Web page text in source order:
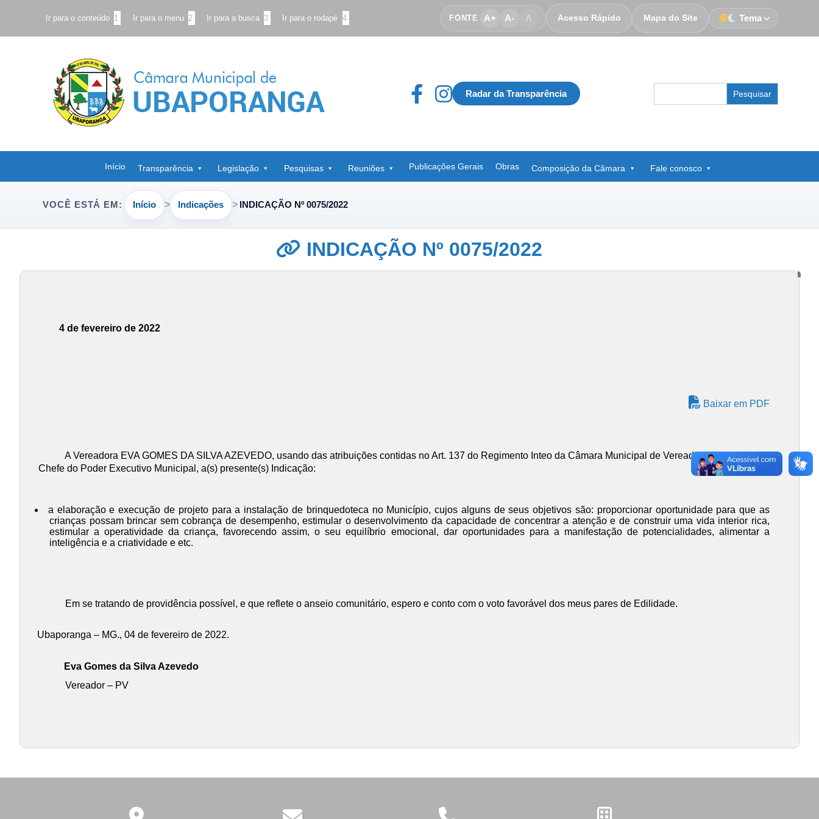
Ir para o conteúdo 1 Ir para o menu 2 Ir para a busca 3 Ir para o rodapé 4 FONTE A+ A- A Acesso Rápido Mapa do Site Tema
Radar da Transparência
for:
Início Transparência Legislação Pesquisas Reuniões Publicações Gerais Obras Composição da Câmara Fale conosco
VOCÊ ESTÁ EM: Início Indicações INDICAÇÃO Nº 0075/2022
INDICAÇÃO Nº 0075/2022
4 de fevereiro de 2022
Baixar em PDF
A Vereadora EVA GOMES DA SILVA AZEVEDO, usando das atribuições contidas no Art. 137 do Regimento Inteo da Câmara Municipal de Vereadores, INDICA ao
Chefe do Poder Executivo Municipal, a(s) presente(s) Indicação:
a elaboração e execução de projeto para a instalação de brinquedoteca no Município, cujos alguns de seus objetivos são: proporcionar oportunidade para que as
crianças possam brincar sem cobrança de desempenho, estimular o desenvolvimento da capacidade de concentrar a atenção e de construir uma vida interior rica,
estimular a operatividade da criança, favorecendo assim, o seu equilíbrio emocional, dar oportunidades para a manifestação de potencialidades, alimentar a
inteligência e a criatividade e etc.
Em se tratando de providência possível, e que reflete o anseio comunitário, espero e conto com o voto favorável dos meus pares de Edilidade.
Ubaporanga – MG., 04 de fevereiro de 2022.
Eva Gomes da Silva Azevedo
Vereador – PV